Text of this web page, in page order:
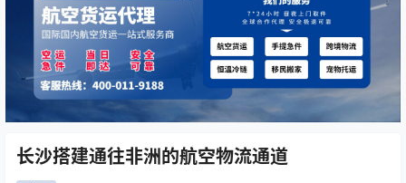
长沙搭建通往非洲的航空物流通道